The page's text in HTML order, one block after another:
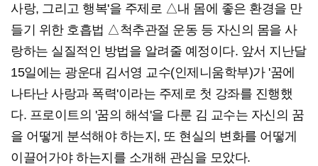
사랑, 그리고 행복'을 주제로 △내 몸에 좋은 환경을 만
들기 위한 호흡법 △척추관절 운동 등 자신의 몸을 사
랑하는 실질적인 방법을 알려줄 예정이다. 앞서 지난달
15일에는 광운대 김서영 교수(인제니움학부)가 '꿈에
나타난 사랑과 폭력'이라는 주제로 첫 강좌를 진행했
다. 프로이트의 '꿈의 해석'을 다룬 김 교수는 자신의 꿈
을 어떻게 분석해야 하는지, 또 현실의 변화를 어떻게
이끌어가야 하는지를 소개해 관심을 모았다.